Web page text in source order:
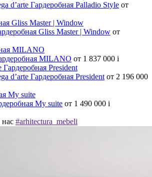
d’arte Гардеробная Palladio Style от
Gliss Master | Window от
MILANO от 1 837 000 i
d’arte Гардеробная President от 2 196 000
My suite от 1 490 000 i
#arhitectura_mebeli